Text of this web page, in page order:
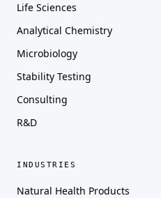
Life Sciences
Analytical Chemistry
Microbiology
Stability Testing
Consulting
R&D
INDUSTRIES
Natural Health Products